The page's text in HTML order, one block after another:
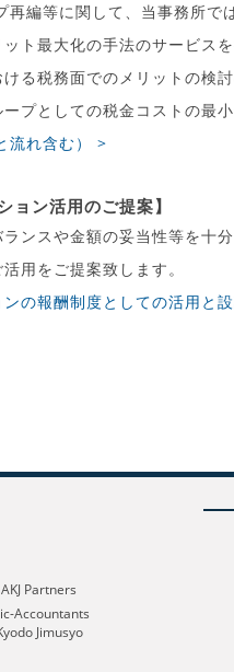
再編等に関して、当事務所で
ト最大化の手法のサービスを
る税務面でのメリットの検
プとしての税金コストの最小
流れ含む） >
ョン活用のご提案】
ンスや金額の妥当性等を十
用をご提案致します。
の報酬制度としての活用と
Partners
Accountants
Jimusyo